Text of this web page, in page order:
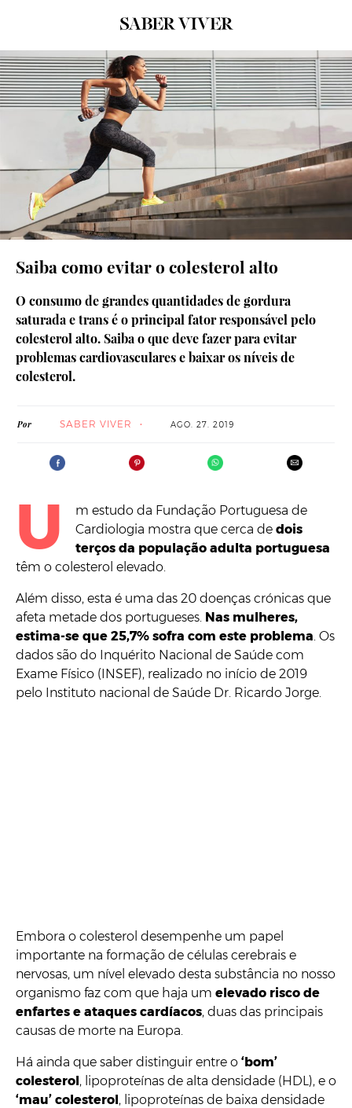
© Shutterstock
Saiba como evitar o colesterol alto
O consumo de grandes quantidades de gordura
saturada e trans é o principal fator responsável pelo
colesterol alto. Saiba o que deve fazer para evitar
problemas cardiovasculares e baixar os níveis de
colesterol.
Por SABER VIVER AGO. 27. 2019
U
m estudo da Fundação Portuguesa de
Cardiologia mostra que cerca de dois
terços da população adulta portuguesa
têm o colesterol elevado.
Além disso, esta é uma das 20 doenças crónicas que
afeta metade dos portugueses. Nas mulheres,
estima-se que 25,7% sofra com este problema. Os
dados são do Inquérito Nacional de Saúde com
Exame Físico (INSEF), realizado no início de 2019
pelo Instituto nacional de Saúde Dr. Ricardo Jorge.
Embora o colesterol desempenhe um papel
importante na formação de células cerebrais e
nervosas, um nível elevado desta substância no nosso
organismo faz com que haja um elevado risco de
enfartes e ataques cardíacos, duas das principais
causas de morte na Europa.
Há ainda que saber distinguir entre o ‘bom’
colesterol, lipoproteínas de alta densidade (HDL), e o
‘mau’ colesterol, lipoproteínas de baixa densidade